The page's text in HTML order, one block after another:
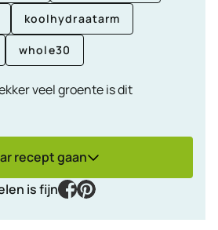
koolhydraatarm
whole30
veel groente is dit
recept gaan
is fijn
facebook
pinterest